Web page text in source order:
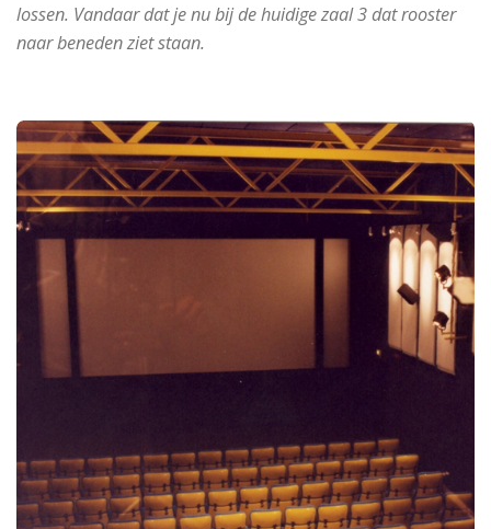
lossen. Vandaar dat je nu bij de huidige zaal 3 dat rooster
naar beneden ziet staan.